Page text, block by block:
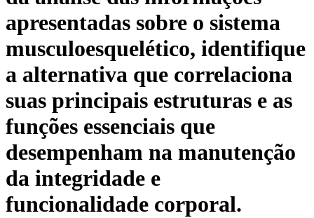
apresentadas sobre o sistema
musculoesquelético, identifique
a alternativa que correlaciona
suas principais estruturas e as
funções essenciais que
desempenham na manutenção
da integridade e
funcionalidade corporal.